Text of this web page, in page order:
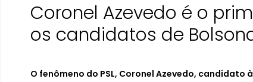
Coronel Azevedo é o
os candidatos de
O fenômeno do PSL, Coronel Azevedo, candidato à